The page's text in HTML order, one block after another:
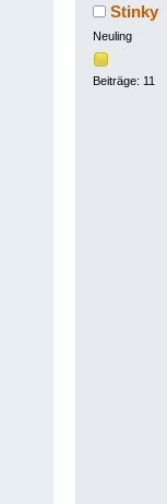
Stinky
Neuling
Beiträge: 11